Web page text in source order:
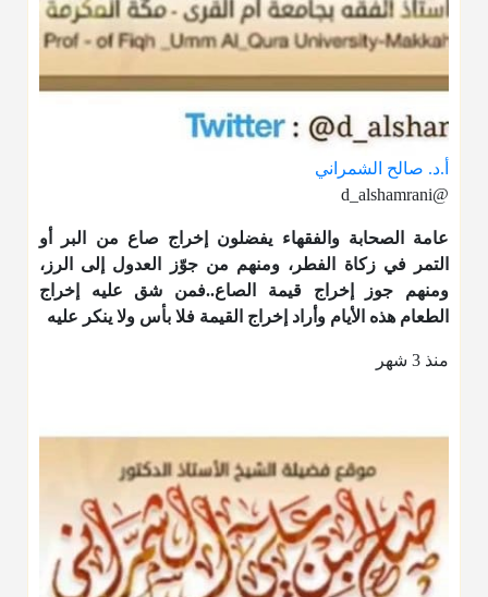
أ.د. صالح الشمراني
@d_alshamrani
عامة الصحابة والفقهاء يفضلون إخراج صاع من البر أو
التمر في زكاة الفطر، ومنهم من جوّز العدول إلى الرز،
ومنهم جوز إخراج قيمة الصاع..فمن شق عليه إخراج
الطعام هذه الأيام وأراد إخراج القيمة فلا بأس ولا ينكر عليه
منذ 3 شهر